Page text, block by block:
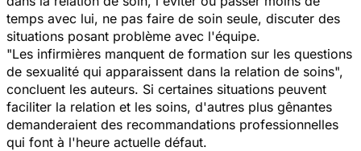
temps avec lui, ne pas faire de soin seule, discuter des
situations posant problème avec l'équipe.
"Les infirmières manquent de formation sur les questions
de sexualité qui apparaissent dans la relation de soins",
concluent les auteurs. Si certaines situations peuvent
faciliter la relation et les soins, d'autres plus gênantes
demanderaient des recommandations professionnelles
qui font à l'heure actuelle défaut.